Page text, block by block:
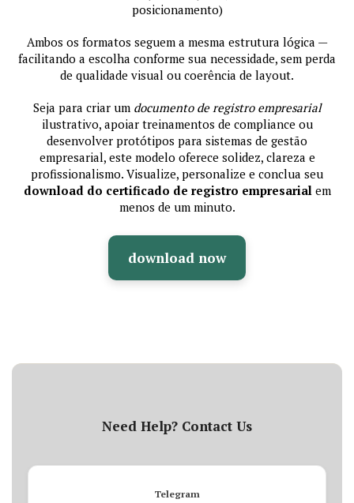
posicionamento)
Ambos os formatos seguem a mesma estrutura lógica —
facilitando a escolha conforme sua necessidade, sem perda
de qualidade visual ou coerência de layout.
Seja para criar um documento de registro empresarial
ilustrativo, apoiar treinamentos de compliance ou
desenvolver protótipos para sistemas de gestão
empresarial, este modelo oferece solidez, clareza e
profissionalismo. Visualize, personalize e conclua seu
download do certificado de registro empresarial em
menos de um minuto.
download now
Need Help? Contact Us
Telegram